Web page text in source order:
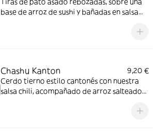
base de arroz de sushi y bañadas en salsa
Chashu Kanton
9,20 €
Cerdo tierno estilo cantonés con nuestra
salsa chili, acompañado de arroz salteado